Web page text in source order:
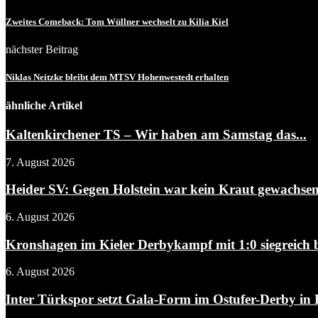
Zweites Comeback: Tom Wüllner wechselt zu Kilia Kiel
nächster Beitrag
Niklas Neitzke bleibt dem MTSV Hohenwestedt erhalten
ähnliche Artikel
Kaltenkirchener TS – Wir haben am Samstag das...
7. August 2026
Heider SV: Gegen Holstein war kein Kraut
6. August 2026
Kronshagen im Kieler Derbykampf mit 1:0 siegreich
6. August 2026
Inter Türkspor setzt Gala-Form im Ostufer-Derby in